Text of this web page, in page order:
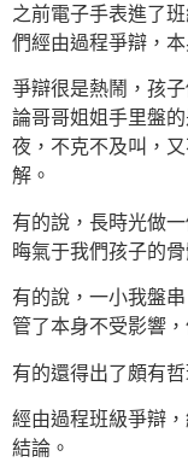
之前電子手表進了
們經由過程爭辯，
爭辯很是熱鬧，孩
論哥哥姐姐手里盤
夜，不克不及叫，
解。
有的說，長時光做
晦氣于我們孩子的
有的說，一小我盤
管了本身不受影響
有的還得出了頗有
經由過程班級爭辯
結論。